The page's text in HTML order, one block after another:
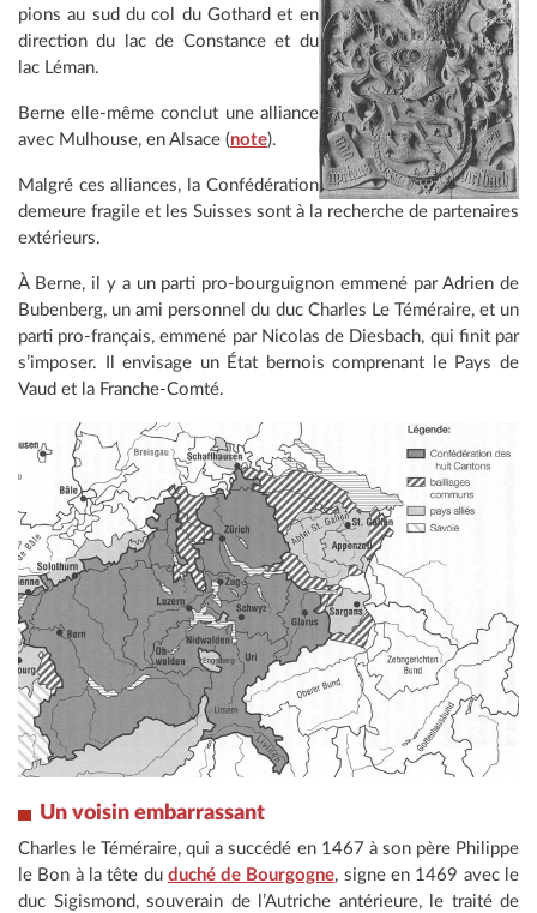
pions au sud du col du Gothard et en
direction du lac de Constance et du
lac Léman.
Berne elle-même conclut une alliance
avec Mulhouse, en Alsace (note).
Malgré ces alliances, la Confédération
demeure fragile et les Suisses sont à la recherche de partenaires
extérieurs.
À Berne, il y a un parti pro-bourguignon emmené par Adrien de
Bubenberg, un ami personnel du duc Charles Le Téméraire, et un
parti pro-français, emmené par Nicolas de Diesbach, qui finit par
s’imposer. Il envisage un État bernois comprenant le Pays de
Vaud et la Franche-Comté.
Un voisin embarrassant
Charles le Téméraire, qui a succédé en 1467 à son père Philippe
le Bon à la tête du duché de Bourgogne, signe en 1469 avec le
duc Sigismond, souverain de l’Autriche antérieure, le traité de